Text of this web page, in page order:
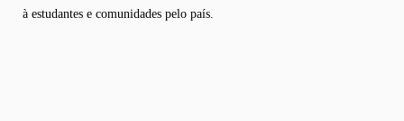
à estudantes e comunidades pelo país.